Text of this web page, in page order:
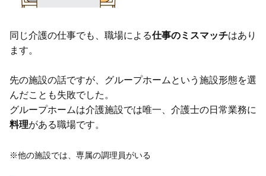
同じ介護の仕事でも、職場による仕事のミスマッチはあり
ます。
先の施設の話ですが、グループホームという施設形態を選
んだことも失敗でした。
グループホームは介護施設では唯一、介護士の日常業務に
料理がある職場です。
※他の施設では、専属の調理員がいる